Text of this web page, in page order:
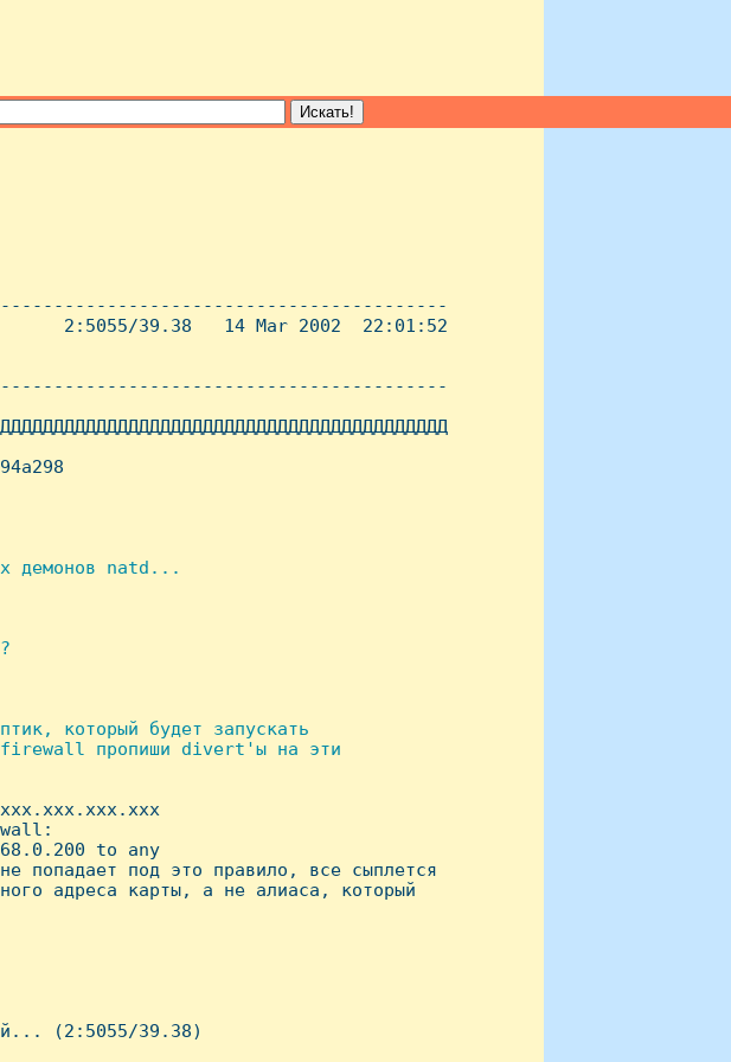
39.38   14 Mar 2002  22:01:52
х демонов natd...
котоpый бyдет запyскать
пpопиши divert'ы на эти
to any
попадает под это пpавило, все сыплется
адpеса каpты, а не алиаса, котоpый
(2:5055/39.38)